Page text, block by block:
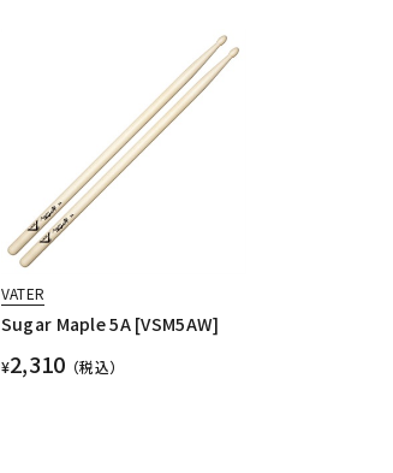
VATER
Sugar Maple 5A [VSM5AW]
¥2,310 （税込）